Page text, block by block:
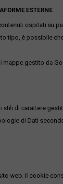
ESTERNE
ospitati su
tipo, è possibile
gestito da
di carattere
di Dati
web. Il cookie